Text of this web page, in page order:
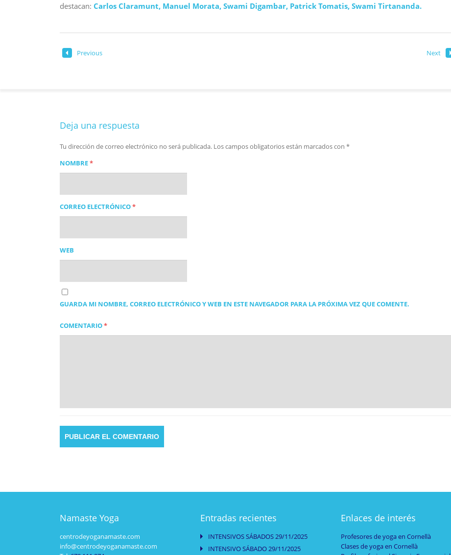
destacan: Carlos Claramunt, Manuel Morata, Swami Digambar, Patrick Tomatis, Swami Tirtananda.
Previous Next
Deja una respuesta
Tu dirección de correo electrónico no será publicada. Los campos obligatorios están marcados con *
NOMBRE*
CORREO ELECTRÓNICO*
WEB
GUARDA MI NOMBRE, CORREO ELECTRÓNICO Y WEB EN ESTE NAVEGADOR PARA LA PRÓXIMA VEZ QUE COMENTE.
COMENTARIO*
Namaste Yoga
centrodeyoganamaste.com
info@centrodeyoganamaste.com
Entradas recientes
INTENSIVOS SÁBADOS 29/11/2025
INTENSIVO SÁBADO 29/11/2025
Enlaces de interés
Profesores de yoga en Cornellà
Clases de yoga en Cornellà